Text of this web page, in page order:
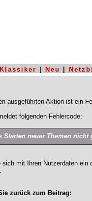
Klassiker Neu
ausgeführten Aktion ist ein
folgenden Fehlercode:
Starten neuer Themen nicht
sich mit Ihren Nutzerdaten
.
zurück zum Beitrag: